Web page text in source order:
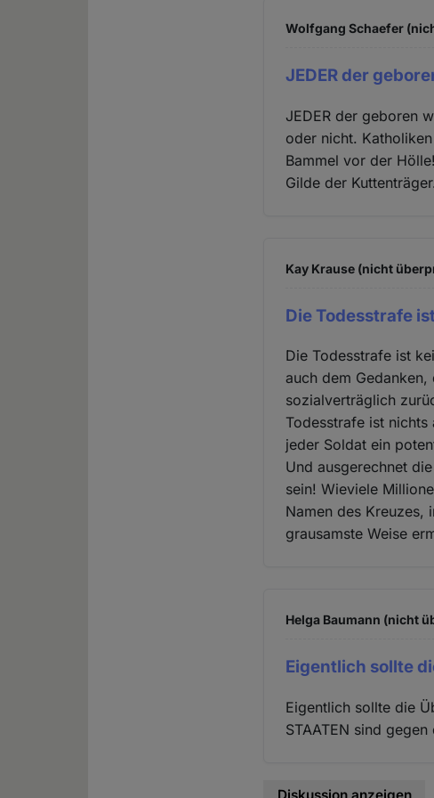
Wolfgang Schaefer
JEDER der
JEDER der geboren
oder nicht.
Bammel vor der
Gilde der
Kay Krause (nicht
Die Todesstrafe
Die Todesstrafe ist
auch dem
sozialverträglich
Todesstrafe ist
jeder Soldat ein
Und ausgerechnet
sein! Wieviele
Namen des Kreuzes,
grausamste Weise
Helga Baumann (nicht
Eigentlich sollte
Eigentlich sollte die
STAATEN sind